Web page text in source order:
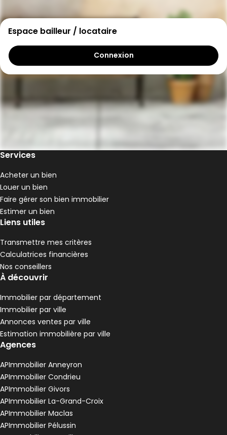
Espace bailleur / locataire
Connexion
Services
Acheter un bien
Louer un bien
Faire gérer son bien immobilier
Estimer un bien
Liens utiles
Transmettre mes critères
Calculatrices financières
Nos conseillers
À découvrir
Immobilier par département
Immobilier par ville
Annonces ventes par ville
Estimation immobilière par ville
Agences
APImmobilier Anneyron
APImmobilier Condrieu
APImmobilier Givors
APImmobilier La-Grand-Croix
APImmobilier Maclas
APImmobilier Pélussin